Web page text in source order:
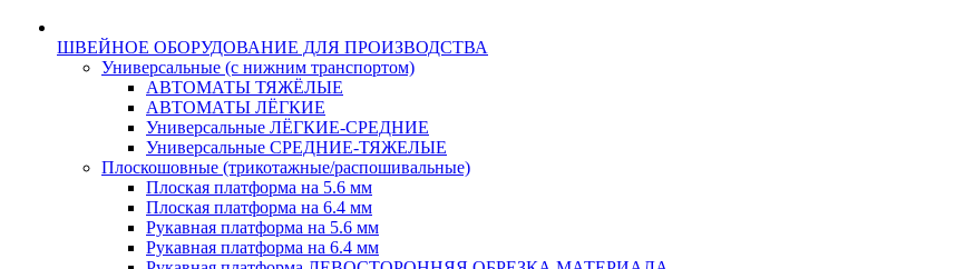
ШВЕЙНОЕ ОБОРУДОВАНИЕ ДЛЯ ПРОИЗВОДСТВА
Универсальные (с нижним транспортом)
АВТОМАТЫ ТЯЖЁЛЫЕ
АВТОМАТЫ ЛЁГКИЕ
Универсальные ЛЁГКИЕ-СРЕДНИЕ
Универсальные СРЕДНИЕ-ТЯЖЕЛЫЕ
Плоскошовные (трикотажные/распошивальные)
Плоская платформа на 5.6 мм
Плоская платформа на 6.4 мм
Рукавная платформа на 5.6 мм
Рукавная платформа на 6.4 мм